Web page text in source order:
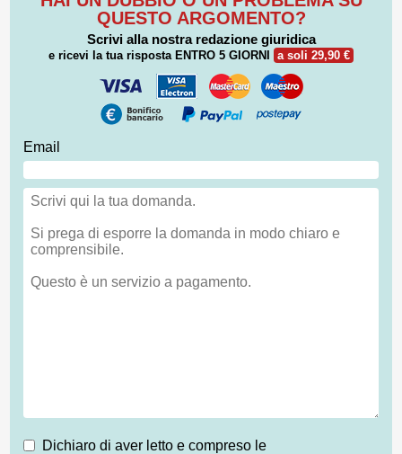
QUESTO ARGOMENTO?
Scrivi alla nostra redazione giuridica
e ricevi la tua risposta ENTRO 5 GIORNI a soli 29,90 €
Email
Dichiaro di aver letto e compreso le